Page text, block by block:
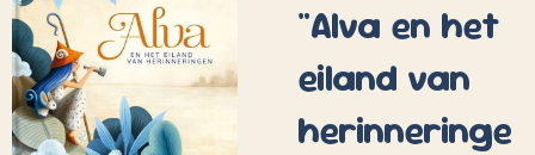
"Alva en het
eiland van
herinneringe